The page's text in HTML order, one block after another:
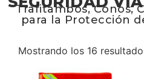
Trafitambos, Conos,
para la Protección
Mostrando los 16